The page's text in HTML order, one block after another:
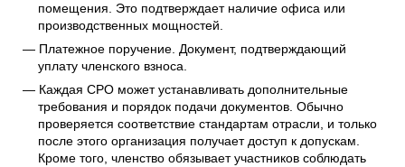
помещения. Это подтверждает наличие офиса или
производственных мощностей.
Платежное поручение. Документ, подтверждающий
уплату членского взноса.
Каждая СРО может устанавливать дополнительные
требования и порядок подачи документов. Обычно
проверяется соответствие стандартам отрасли, и только
после этого организация получает доступ к допускам.
Кроме того, членство обязывает участников соблюдать